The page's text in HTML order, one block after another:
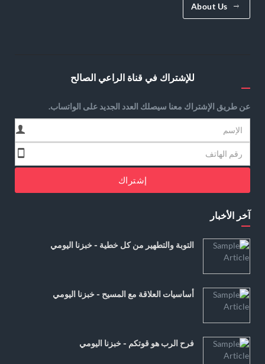
About Us
للإشتراك في قناة الراعي الصالح
عن طريق الإشتراك معنا سيصلك العدد الجديد على الواتساب.
إشتراك
آخر الأخبار
التوبة والتطهير من كل خطية - خبزنا اليومي
أساسيات العلاقة مع المسيح - خبزنا اليومي
فرح الرب هو قوتكم - خبزنا اليومي